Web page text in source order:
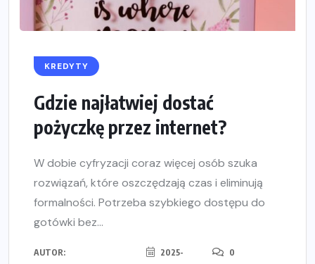
KREDYTY
Gdzie najłatwiej dostać
pożyczkę przez internet?
W dobie cyfryzacji coraz więcej osób szuka
rozwiązań, które oszczędzają czas i eliminują
formalności. Potrzeba szybkiego dostępu do
gotówki bez...
AUTOR:
2025-
0